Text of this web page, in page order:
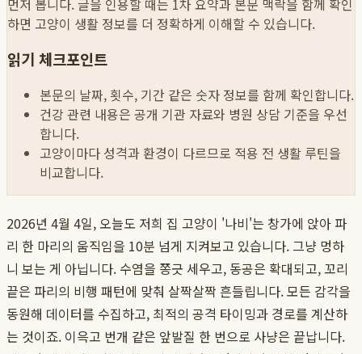
하면 고양이 생활 정보를 더 정확하게 이해할 수 있습니다.
읽기 체크포인트
본문의 날짜, 횟수, 기간 같은 숫자 정보를 함께 확인합니다.
건강 관련 내용은 공개 기관 자료와 병원 상담 기준을 우선
합니다.
고양이마다 성격과 환경이 다르므로 적용 전 생활 루틴을
비교합니다.
2026년 4월 4일, 오늘도 저희 집 고양이 '나비'는 창가에 앉아 파
리 한 마리의 움직임을 10분 넘게 지켜보고 있습니다. 그냥 멍하
니 보는 게 아닙니다. 수염을 쫑긋 세우고, 동공은 확대되고, 꼬리
끝은 파리의 비행 패턴에 맞춰 살짝살짝 흔들립니다. 모든 감각을
동원해 데이터를 수집하고, 최적의 공격 타이밍과 경로를 계산하
는 것이죠. 이윽고 번개 같은 앞발질 한 번으로 사냥은 끝납니다.